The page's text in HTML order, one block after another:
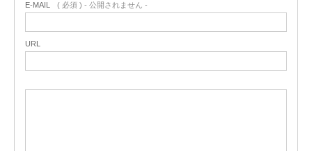
E-MAIL ( 必須 ) - 公開されません -
URL